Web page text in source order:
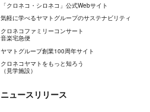
「クロネコ・シロネコ」公式Webサイト
気軽に学べるヤマトグループのサステナビリティ
クロネコファミリーコンサート
音楽宅急便
ヤマトグループ創業100周年サイト
クロネコヤマトをもっと知ろう
（見学施設）
ニュースリリース